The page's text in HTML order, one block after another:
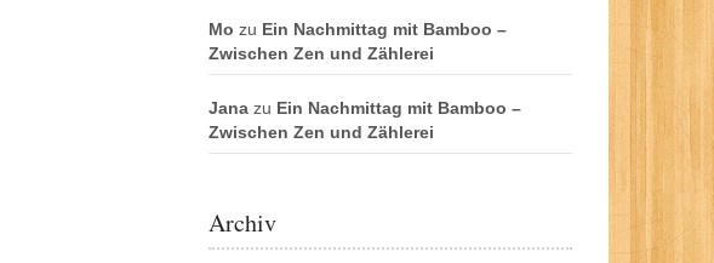
Mo zu Ein Nachmittag mit Bamboo –
Zwischen Zen und Zählerei
Jana zu Ein Nachmittag mit Bamboo –
Zwischen Zen und Zählerei
Archiv